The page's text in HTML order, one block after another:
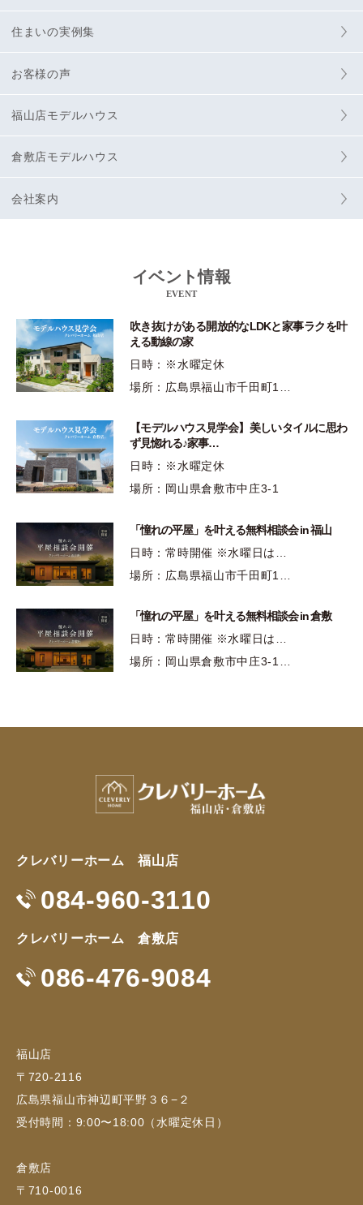
住まいの実例集
お客様の声
福山店モデルハウス
倉敷店モデルハウス
会社案内
イベント情報
EVENT
吹き抜けがある開放的なLDKと家事ラクを叶
える動線の家
日時：※水曜定休
場所：広島県福山市千田町1…
【モデルハウス見学会】美しいタイルに思わ
ず見惚れる♪家事…
日時：※水曜定休
場所：岡山県倉敷市中庄3-1
「憧れの平屋」を叶える無料相談会 in 福山
日時：常時開催 ※水曜日は…
場所：広島県福山市千田町1…
「憧れの平屋」を叶える無料相談会 in 倉敷
日時：常時開催 ※水曜日は…
場所：岡山県倉敷市中庄3-1…
クレバリーホーム 福山店
084-960-3110
クレバリーホーム 倉敷店
086-476-9084
福山店
〒720-2116
広島県福山市神辺町平野３６−２
受付時間：9:00〜18:00（水曜定休日）
倉敷店
〒710-0016